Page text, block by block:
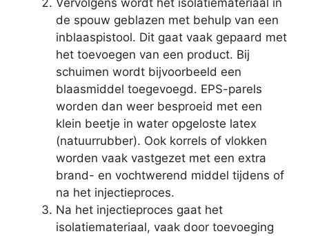
de spouw geblazen met behulp van een
inblaaspistool. Dit gaat vaak gepaard met
het toevoegen van een product. Bij
schuimen wordt bijvoorbeeld een
blaasmiddel toegevoegd. EPS-parels
worden dan weer besproeid met een
klein beetje in water opgeloste latex
(natuurrubber). Ook korrels of vlokken
worden vaak vastgezet met een extra
brand- en vochtwerend middel tijdens of
na het injectieproces.
Na het injectieproces gaat het
isolatiemateriaal, vaak door toevoeging